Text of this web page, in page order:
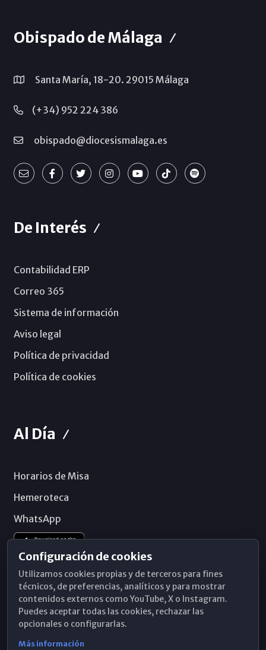
Obispado de Málaga
Santa María, 18-20. 29015 Málaga
(+34) 952 224 386
obispado@diocesismalaga.es
De Interés
Contabilidad ERP
Correo 365
Sistema de información
Aviso legal
Política de privacidad
Política de cookies
Al Día
Horarios de Misa
Hemeroteca
WhatsApp
Configuración de cookies
Utilizamos cookies propias y de terceros para fines
técnicos, de preferencias, analíticos y para mostrar
contenidos externos como YouTube, X o Instagram.
Puedes aceptar todas las cookies, rechazar las
opcionales o configurarlas.
Más información